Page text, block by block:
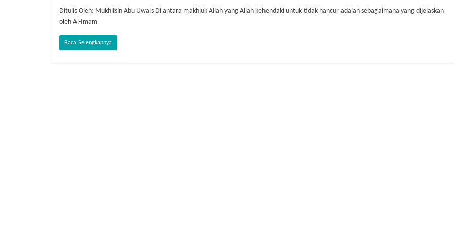
Ditulis Oleh: Mukhlisin Abu Uwais Di antara makhluk Allah yang Allah kehendaki untuk tidak hancur adalah sebagaimana yang dijelaskan
oleh Al-Imam
Baca Selengkapnya